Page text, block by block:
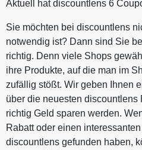
Aktuell hat discountlens 6
Sie möchten bei discountlens
notwendig ist? Dann sind Sie
richtig. Denn viele Shops
ihre Produkte, auf die man im
zufällig stößt. Wir geben Ihnen
über die neuesten
richtig Geld sparen werden.
Rabatt oder einen
discountlens gefunden haben,